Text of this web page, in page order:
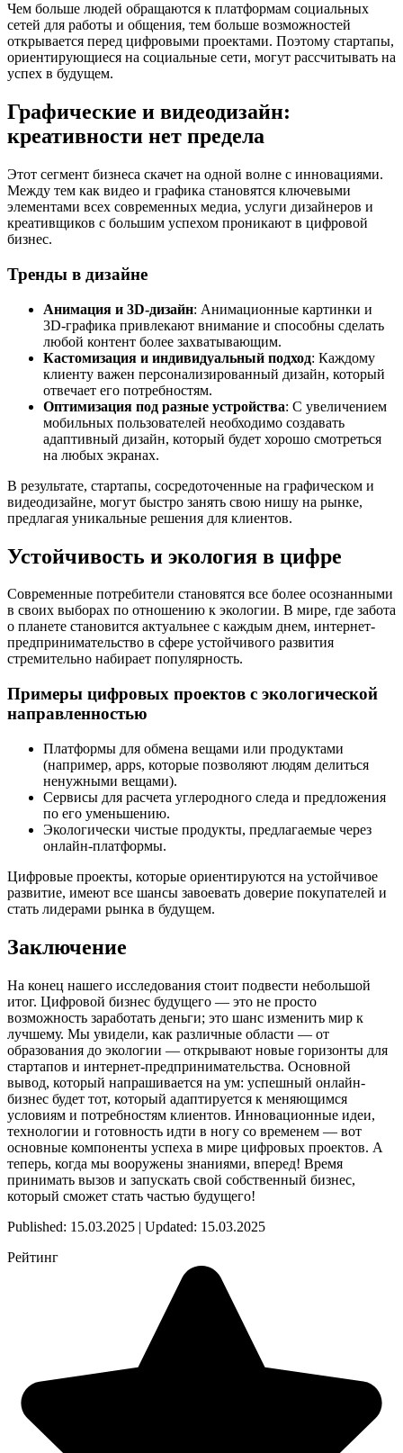
Чем больше людей обращаются к платформам социальных
сетей для работы и общения, тем больше возможностей
открывается перед цифровыми проектами. Поэтому стартапы,
ориентирующиеся на социальные сети, могут рассчитывать на
успех в будущем.
Графические и видеодизайн:
креативности нет предела
Этот сегмент бизнеса скачет на одной волне с инновациями.
Между тем как видео и графика становятся ключевыми
элементами всех современных медиа, услуги дизайнеров и
креативщиков с большим успехом проникают в цифровой
бизнес.
Тренды в дизайне
Анимация и 3D-дизайн: Анимационные картинки и
3D-графика привлекают внимание и способны сделать
любой контент более захватывающим.
Кастомизация и индивидуальный подход: Каждому
клиенту важен персонализированный дизайн, который
отвечает его потребностям.
Оптимизация под разные устройства: С увеличением
мобильных пользователей необходимо создавать
адаптивный дизайн, который будет хорошо смотреться
на любых экранах.
В результате, стартапы, сосредоточенные на графическом и
видеодизайне, могут быстро занять свою нишу на рынке,
предлагая уникальные решения для клиентов.
Устойчивость и экология в цифре
Современные потребители становятся все более осознанными
в своих выборах по отношению к экологии. В мире, где забота
о планете становится актуальнее с каждым днем, интернет-
предпринимательство в сфере устойчивого развития
стремительно набирает популярность.
Примеры цифровых проектов с экологической
направленностью
Платформы для обмена вещами или продуктами
(например, apps, которые позволяют людям делиться
ненужными вещами).
Сервисы для расчета углеродного следа и предложения
по его уменьшению.
Экологически чистые продукты, предлагаемые через
онлайн-платформы.
Цифровые проекты, которые ориентируются на устойчивое
развитие, имеют все шансы завоевать доверие покупателей и
стать лидерами рынка в будущем.
Заключение
На конец нашего исследования стоит подвести небольшой
итог. Цифровой бизнес будущего — это не просто
возможность заработать деньги; это шанс изменить мир к
лучшему. Мы увидели, как различные области — от
образования до экологии — открывают новые горизонты для
стартапов и интернет-предпринимательства. Основной
вывод, который напрашивается на ум: успешный онлайн-
бизнес будет тот, который адаптируется к меняющимся
условиям и потребностям клиентов. Инновационные идеи,
технологии и готовность идти в ногу со временем — вот
основные компоненты успеха в мире цифровых проектов. А
теперь, когда мы вооружены знаниями, вперед! Время
принимать вызов и запускать свой собственный бизнес,
который сможет стать частью будущего!
Published: 15.03.2025 | Updated: 15.03.2025
Рейтинг